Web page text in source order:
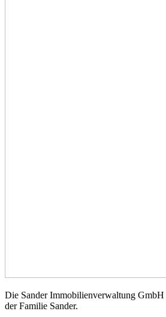
Die Sander Immobilienverwaltung
der Familie Sander.